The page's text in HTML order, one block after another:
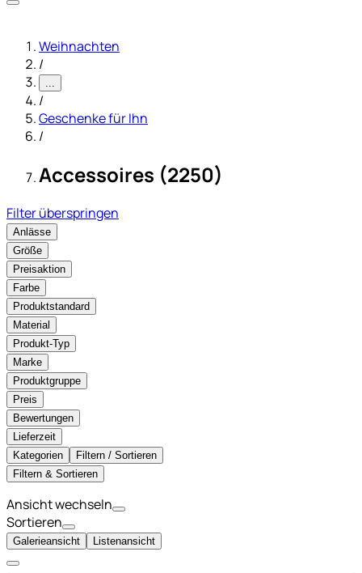
Weihnachten
/
...
/
Geschenke für Ihn
/
Accessoires (2250)
Filter überspringen
Anlässe
Größe
Preisaktion
Farbe
Produktstandard
Material
Produkt-Typ
Marke
Produktgruppe
Preis
Bewertungen
Lieferzeit
Kategorien
Filtern / Sortieren
Filtern & Sortieren
Ansicht wechseln
Sortieren
Galerieansicht Listenansicht